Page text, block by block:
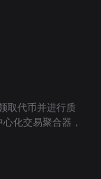
取代币并进行质
化交易聚合器，